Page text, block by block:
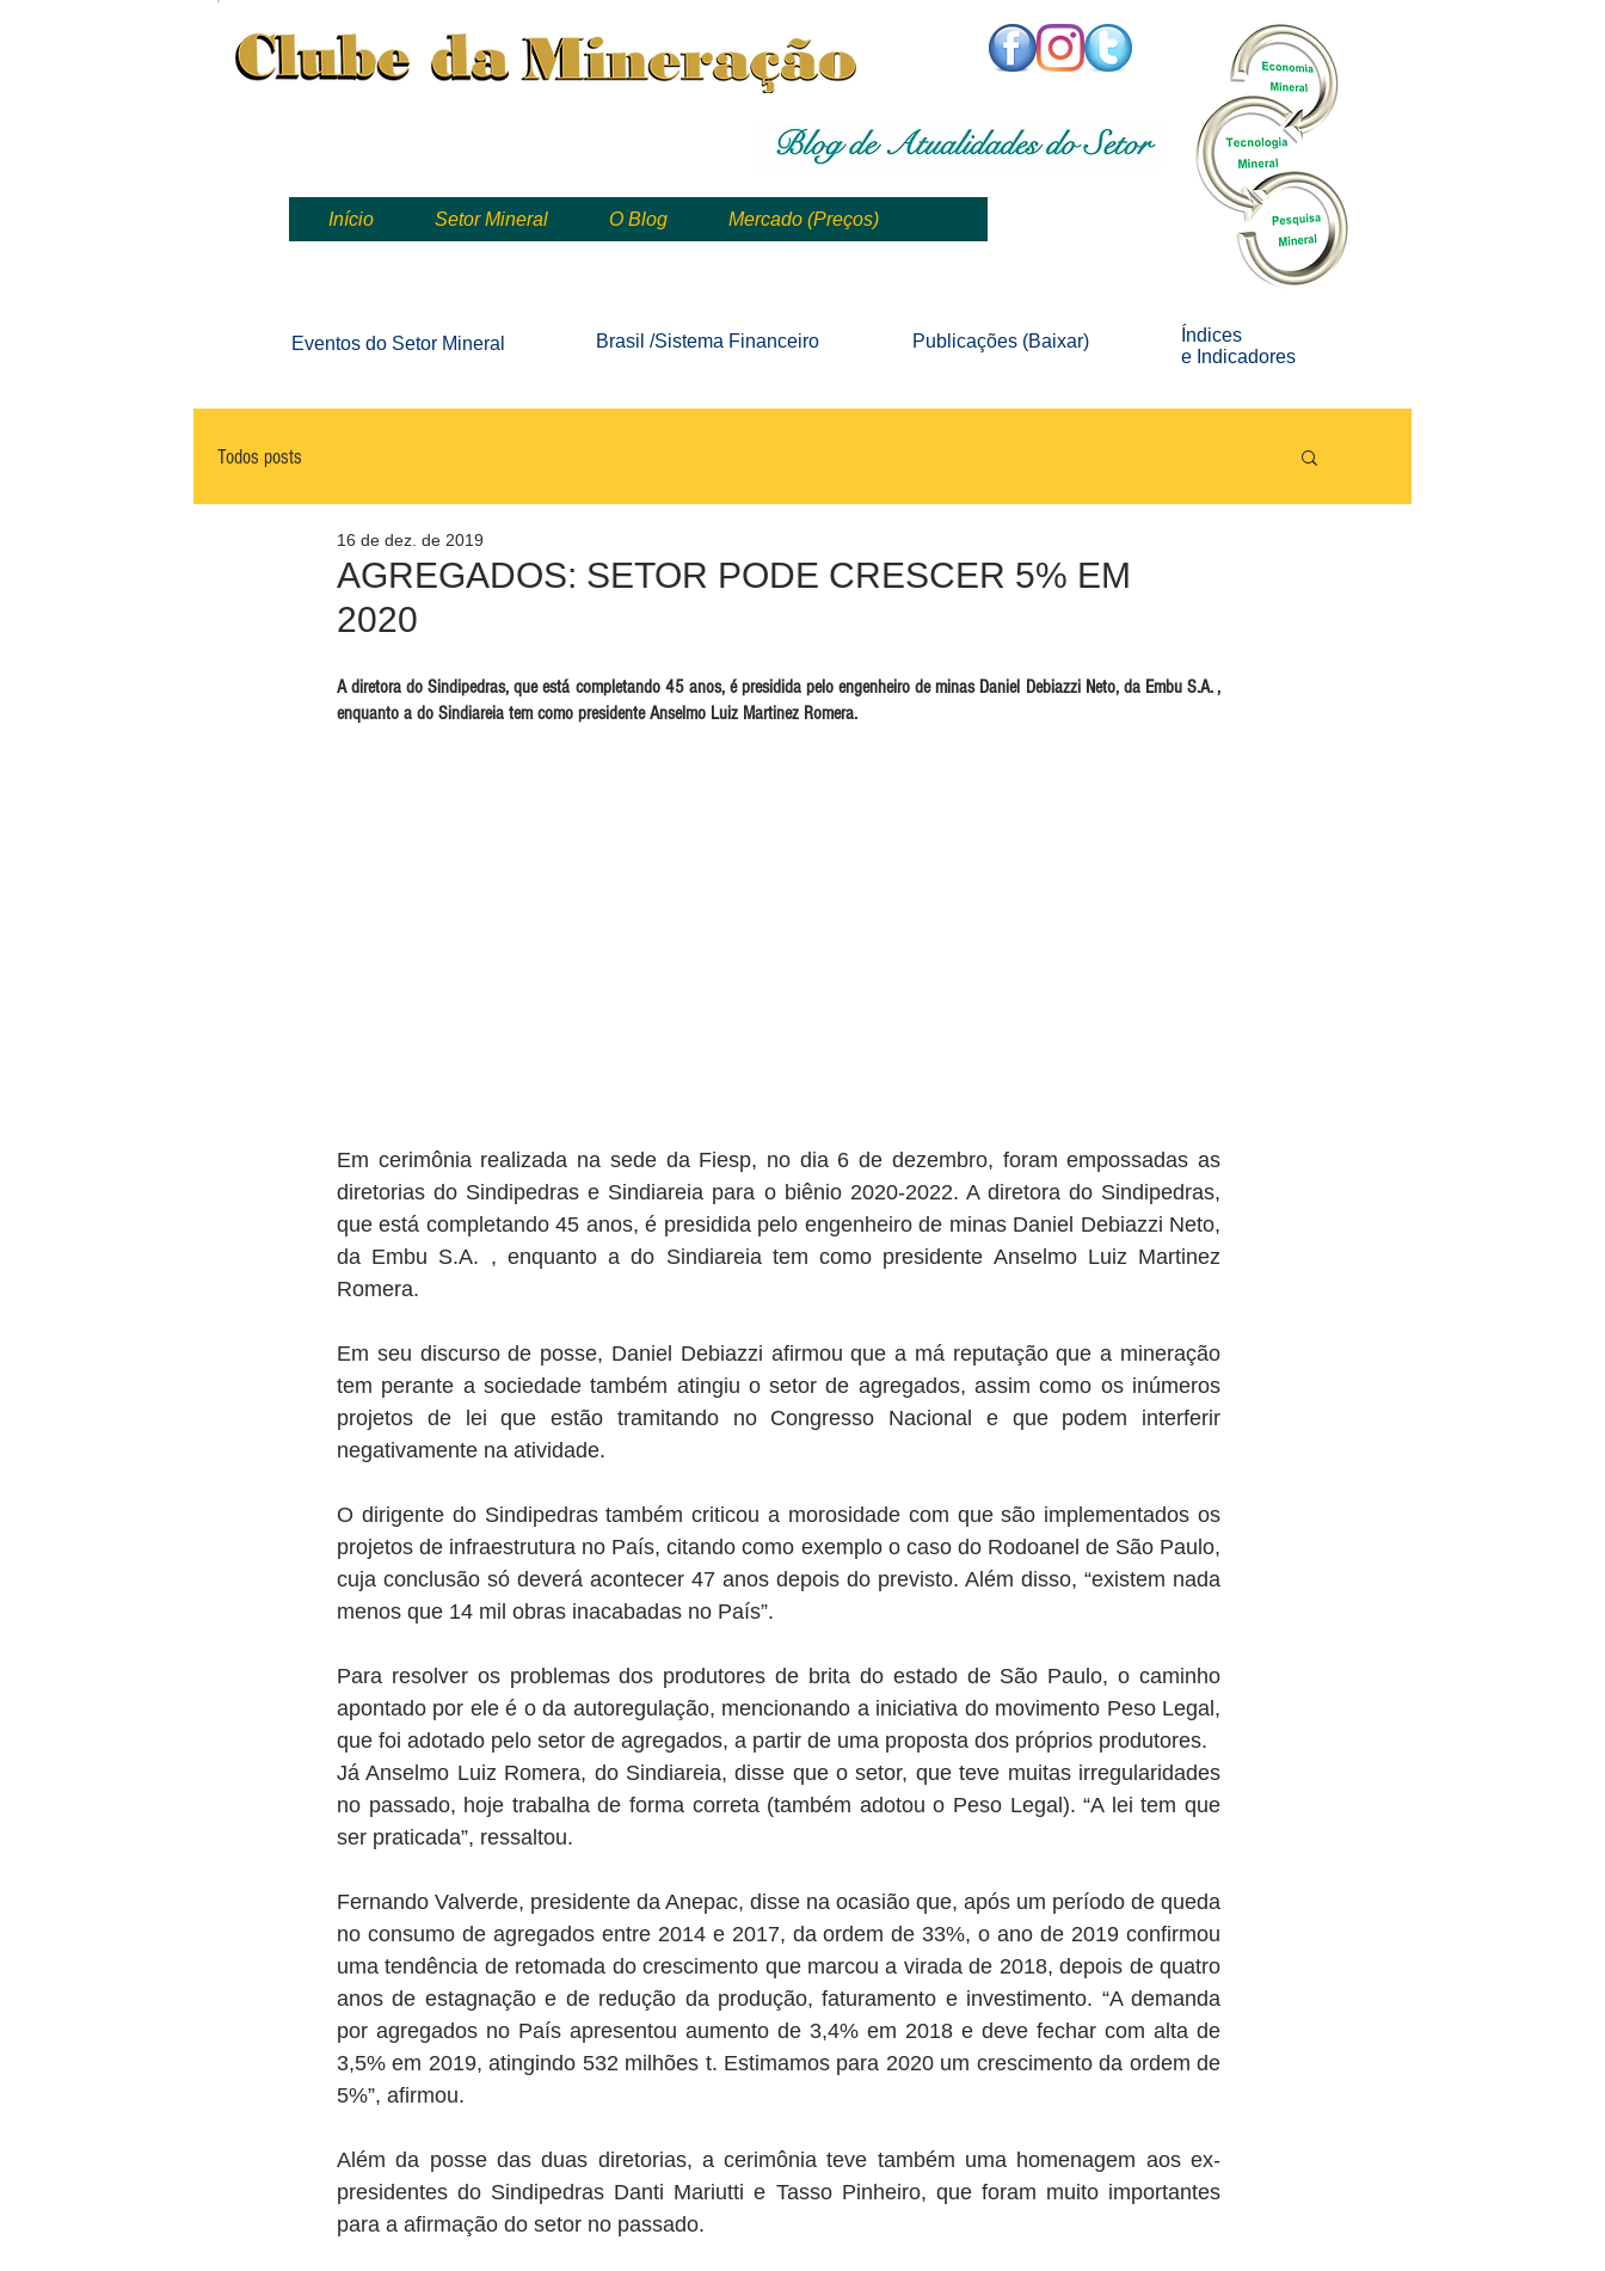
Início Setor Mineral O Blog Mercado (Preços)
Eventos do Setor Mineral Brasil /Sistema Financeiro Publicações (Baixar)
Índices
e Indicadores
Todos posts
AGREGADOS: SETOR PODE CRESCER 5% EM
2020
16 de dez. de 2019
A diretora do Sindipedras, que está completando 45 anos, é presidida pelo engenheiro de minas Daniel Debiazzi Neto, da Embu S.A. ,
enquanto a do Sindiareia tem como presidente Anselmo Luiz Martinez Romera.
Em cerimônia realizada na sede da Fiesp, no dia 6 de dezembro, foram empossadas as
diretorias do Sindipedras e Sindiareia para o biênio 2020-2022. A diretora do Sindipedras,
que está completando 45 anos, é presidida pelo engenheiro de minas Daniel Debiazzi Neto,
da Embu S.A. , enquanto a do Sindiareia tem como presidente Anselmo Luiz Martinez
Romera.
Em seu discurso de posse, Daniel Debiazzi afirmou que a má reputação que a mineração
tem perante a sociedade também atingiu o setor de agregados, assim como os inúmeros
projetos de lei que estão tramitando no Congresso Nacional e que podem interferir
negativamente na atividade.
O dirigente do Sindipedras também criticou a morosidade com que são implementados os
projetos de infraestrutura no País, citando como exemplo o caso do Rodoanel de São Paulo,
cuja conclusão só deverá acontecer 47 anos depois do previsto. Além disso, “existem nada
menos que 14 mil obras inacabadas no País”.
Para resolver os problemas dos produtores de brita do estado de São Paulo, o caminho
apontado por ele é o da autoregulação, mencionando a iniciativa do movimento Peso Legal,
que foi adotado pelo setor de agregados, a partir de uma proposta dos próprios produtores.
Já Anselmo Luiz Romera, do Sindiareia, disse que o setor, que teve muitas irregularidades
no passado, hoje trabalha de forma correta (também adotou o Peso Legal). “A lei tem que
ser praticada”, ressaltou.
Fernando Valverde, presidente da Anepac, disse na ocasião que, após um período de queda
no consumo de agregados entre 2014 e 2017, da ordem de 33%, o ano de 2019 confirmou
uma tendência de retomada do crescimento que marcou a virada de 2018, depois de quatro
anos de estagnação e de redução da produção, faturamento e investimento. “A demanda
por agregados no País apresentou aumento de 3,4% em 2018 e deve fechar com alta de
3,5% em 2019, atingindo 532 milhões t. Estimamos para 2020 um crescimento da ordem de
5%”, afirmou.
Além da posse das duas diretorias, a cerimônia teve também uma homenagem aos ex-
presidentes do Sindipedras Danti Mariutti e Tasso Pinheiro, que foram muito importantes
para a afirmação do setor no passado.